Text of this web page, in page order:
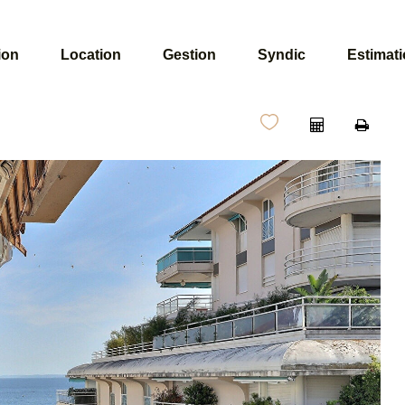
Location Gestion Syndic